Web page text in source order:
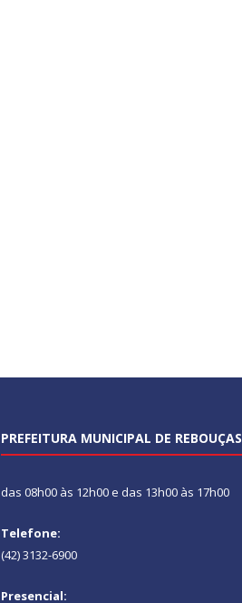
PREFEITURA MUNICIPAL DE REBOUÇAS
das 08h00 às 12h00 e das 13h00 às 17h00
Telefone:
(42) 3132-6900
Presencial: